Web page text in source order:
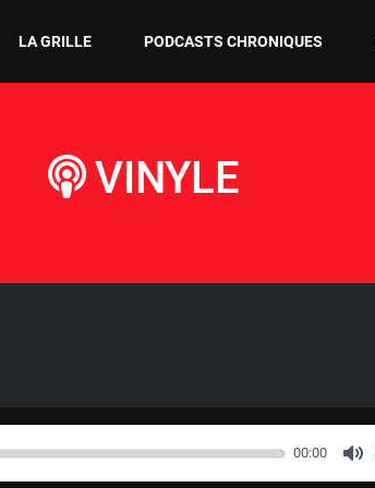
LA GRILLE PODCASTS CHRONIQUES
VINYLE
00:00
M